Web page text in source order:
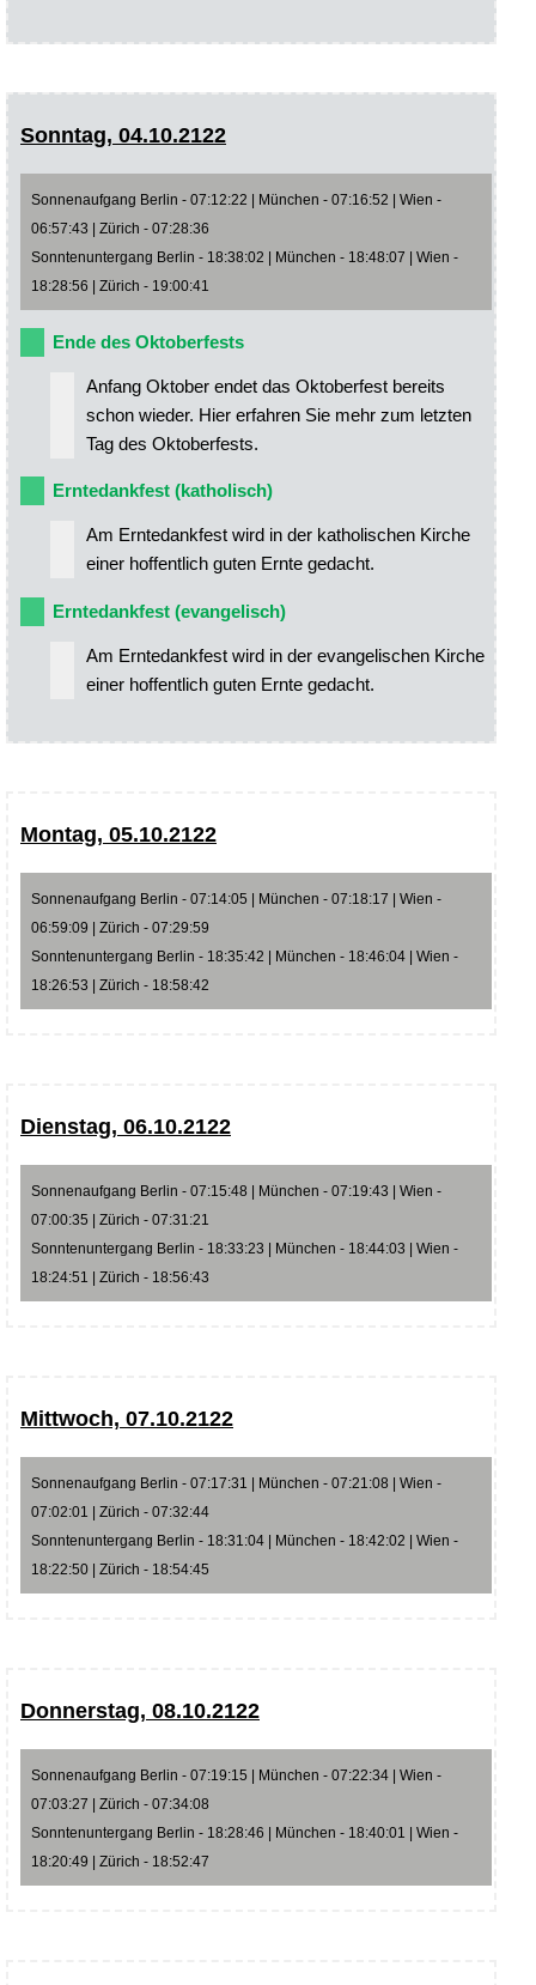
Sonntag, 04.10.2122
Sonnenaufgang Berlin - 07:12:22 | München - 07:16:52 | Wien -
06:57:43 | Zürich - 07:28:36
Sonntenuntergang Berlin - 18:38:02 | München - 18:48:07 | Wien -
18:28:56 | Zürich - 19:00:41
Ende des Oktoberfests
Anfang Oktober endet das Oktoberfest bereits
schon wieder. Hier erfahren Sie mehr zum letzten
Tag des Oktoberfests.
Erntedankfest (katholisch)
Am Erntedankfest wird in der katholischen Kirche
einer hoffentlich guten Ernte gedacht.
Erntedankfest (evangelisch)
Am Erntedankfest wird in der evangelischen Kirche
einer hoffentlich guten Ernte gedacht.
Montag, 05.10.2122
Sonnenaufgang Berlin - 07:14:05 | München - 07:18:17 | Wien -
06:59:09 | Zürich - 07:29:59
Sonntenuntergang Berlin - 18:35:42 | München - 18:46:04 | Wien -
18:26:53 | Zürich - 18:58:42
Dienstag, 06.10.2122
Sonnenaufgang Berlin - 07:15:48 | München - 07:19:43 | Wien -
07:00:35 | Zürich - 07:31:21
Sonntenuntergang Berlin - 18:33:23 | München - 18:44:03 | Wien -
18:24:51 | Zürich - 18:56:43
Mittwoch, 07.10.2122
Sonnenaufgang Berlin - 07:17:31 | München - 07:21:08 | Wien -
07:02:01 | Zürich - 07:32:44
Sonntenuntergang Berlin - 18:31:04 | München - 18:42:02 | Wien -
18:22:50 | Zürich - 18:54:45
Donnerstag, 08.10.2122
Sonnenaufgang Berlin - 07:19:15 | München - 07:22:34 | Wien -
07:03:27 | Zürich - 07:34:08
Sonntenuntergang Berlin - 18:28:46 | München - 18:40:01 | Wien -
18:20:49 | Zürich - 18:52:47